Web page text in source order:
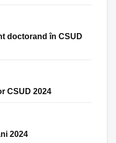
doctorand în CSUD
CSUD 2024
2024